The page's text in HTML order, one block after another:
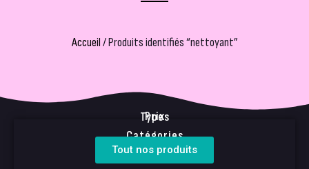
Accueil/ Produits identifiés “nettoyant”
Catégories
Prix
Types
Tout nos produits